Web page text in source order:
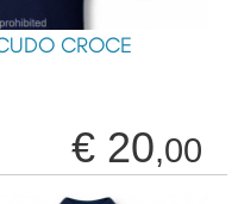
CROCE
€ 20,00